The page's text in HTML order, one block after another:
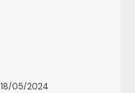
18/05/2024